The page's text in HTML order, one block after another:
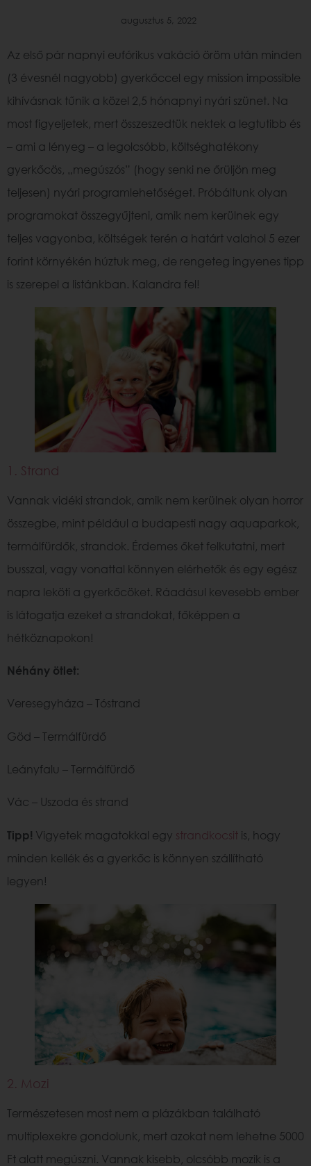
augusztus 5, 2022
Az első pár napnyi eufórikus vakáció öröm után minden
(3 évesnél nagyobb) gyerkőccel egy mission impossible
kihívásnak tűnik a közel 2,5 hónapnyi nyári szünet. Na
most figyeljetek, mert összeszedtük nektek a legtutibb és
– ami a lényeg – a legolcsóbb, költséghatékony
gyerkőcös, „megúszós” (hogy senki ne őrüljön meg
teljesen) nyári programlehetőséget. Próbáltunk olyan
programokat összegyűjteni, amik nem kerülnek egy
teljes vagyonba, költségek terén a határt valahol 5 ezer
forint környékén húztuk meg, de rengeteg ingyenes tipp
is szerepel a listánkban. Kalandra fel!
1. Strand
Vannak vidéki strandok, amik nem kerülnek olyan horror
összegbe, mint például a budapesti nagy aquaparkok,
termálfürdők, strandok. Érdemes őket felkutatni, mert
busszal, vagy vonattal könnyen elérhetők és egy egész
napra leköti a gyerkőcöket. Ráadásul kevesebb ember
is látogatja ezeket a strandokat, főképpen a
hétköznapokon!
Néhány ötlet:
Veresegyháza – Tóstrand
Göd – Termálfürdő
Leányfalu – Termálfürdő
Vác – Uszoda és strand
Tipp! Vigyetek magatokkal egy strandkocsit is, hogy
minden kellék és a gyerkőc is könnyen szállítható
legyen!
2. Mozi
Természetesen most nem a plázákban található
multiplexekre gondolunk, mert azokat nem lehetne 5000
Ft alatt megúszni. Vannak kisebb, olcsóbb mozik is a